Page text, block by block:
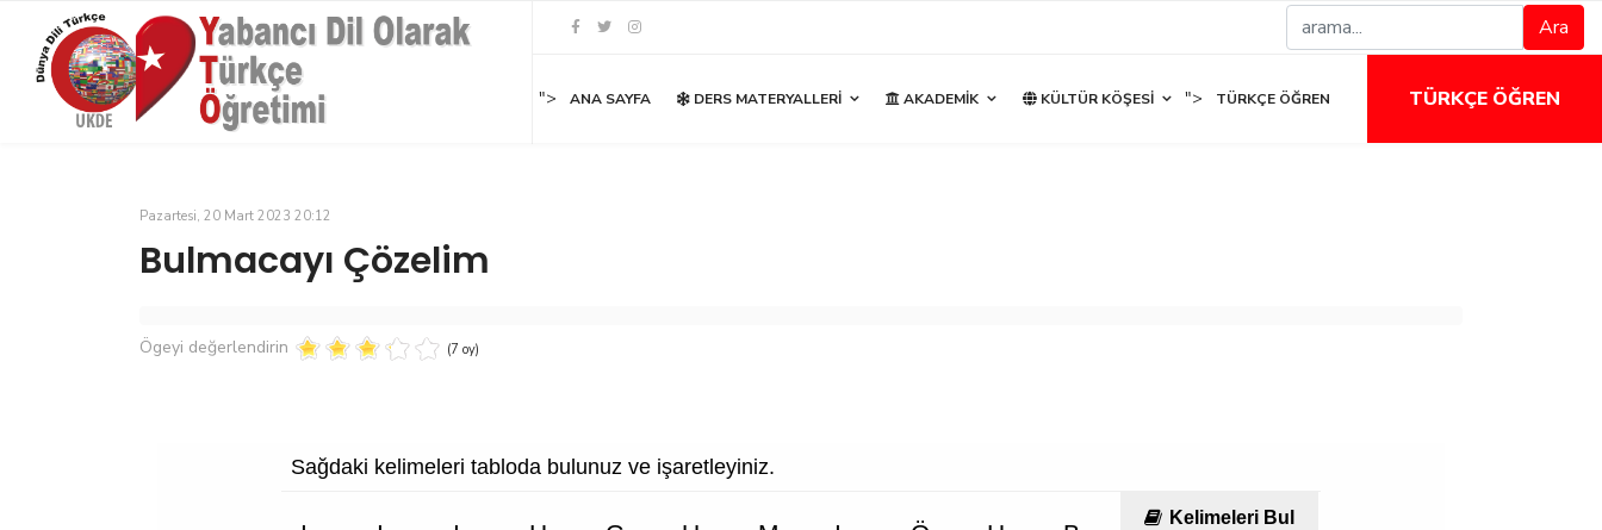
Ara
TÜRKÇE ÖĞREN
"> ANA SAYFA DERS MATERYALLERI AKADEMIK KÜLTÜR KÖŞESI "> TÜRKÇE ÖĞREN
Pazartesi, 20 Mart 2023 20:12
Bulmacayı Çözelim
Ögeyi değerlendirin (7 oy)